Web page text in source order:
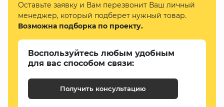
Оставьте заявку и Вам перезвонит Ваш личный
менеджер, который подберет нужный товар.
Возможна подборка по проекту.
Воспользуйтесь любым удобным
для вас способом связи:
Получить консультацию